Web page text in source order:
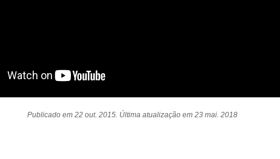
Publicado em 22 out. 2015. Última atualização em 23 mai. 2018